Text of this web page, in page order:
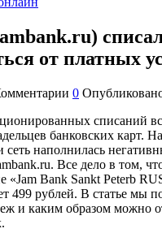
от платных
0
списаний
банковских карт.
сеть наполнилась
Все дело в том,
«Jam Bank Sankt Peterb
499 рублей. В статье мы
и каким образом можно